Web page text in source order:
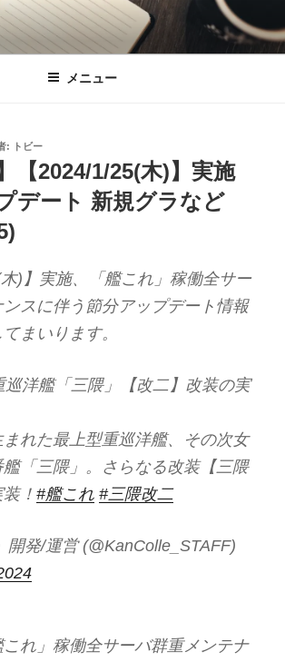
メニュー
: トビー
【2024/1/25(木)】実施
デート 新規グラなど
)】実施、「艦これ」稼働全サー
スに伴う節分アップデート情報
まいります。
洋艦「三隈」【改二】改装の実
れた最上型重巡洋艦、その次女
艦「三隈」。さらなる改装【三隈
！ #艦これ #三隈改二
発/運営 (@KanColle_STAFF)
れ」稼働全サーバ群重メンテナ